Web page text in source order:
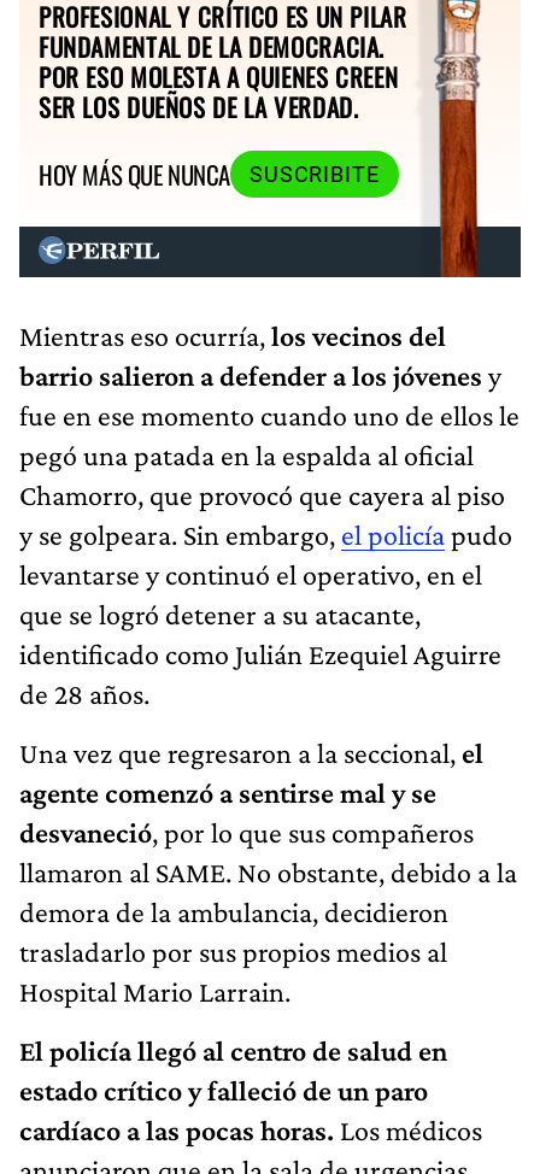
PROFESIONAL Y CRÍTICO ES UN PILAR
FUNDAMENTAL DE LA DEMOCRACIA.
POR ESO MOLESTA A QUIENES CREEN
SER LOS DUEÑOS DE LA VERDAD.
HOY MÁS QUE NUNCA
SUSCRIBITE
Mientras eso ocurría,los vecinos del
barrio salieron a defender a los jóvenes y
fue en ese momento cuando uno de ellos le
pegó una patada en la espalda al oficial
Chamorro, que provocó que cayera al piso
y se golpeara. Sin embargo, el policíapudo
levantarse y continuó el operativo, en el
que se logró detener a su atacante,
identificado como Julián Ezequiel Aguirre
de 28 años.
Una vez que regresaron a la seccional, el
agente comenzó a sentirse mal y se
desvaneció, por lo que sus compañeros
llamaron al SAME. No obstante, debido a la
demora de la ambulancia, decidieron
trasladarlo por sus propios medios al
Hospital Mario Larrain.
El policía llegó al centro de salud en
estado crítico y falleció de un paro
cardíaco a las pocas horas. Los médicos